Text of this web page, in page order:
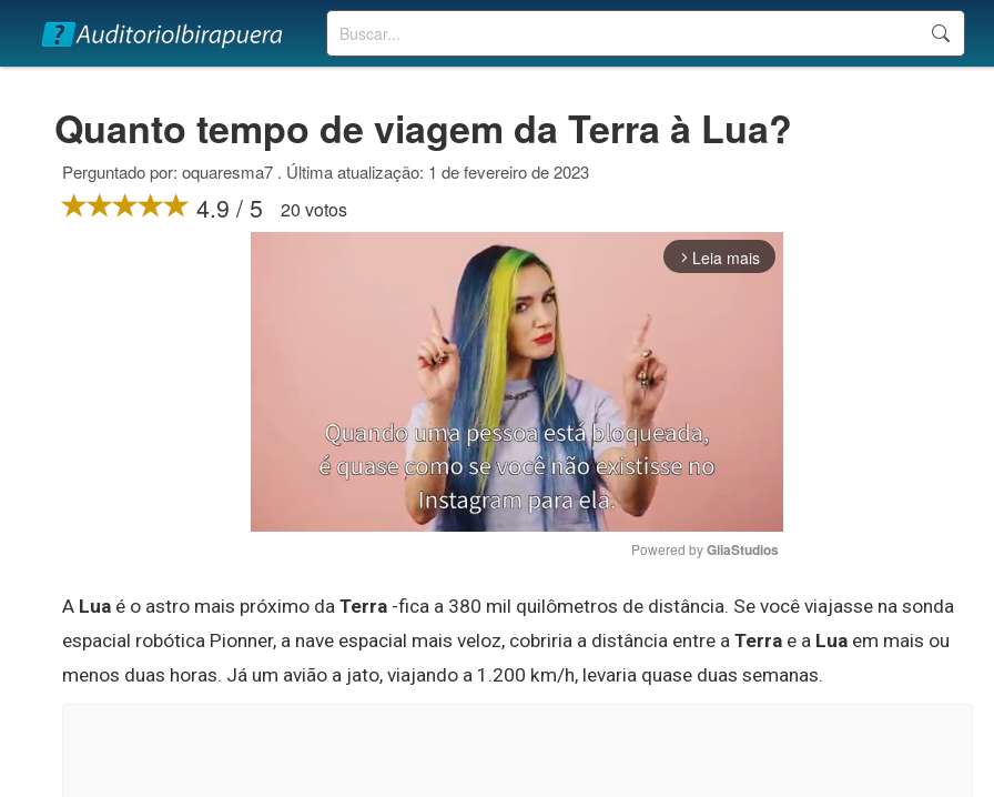
Buscar
Quanto tempo de viagem da Terra à Lua?
Perguntado por: oquaresma7 . Última atualização: 1 de fevereiro de 2023
4.9 / 5 20 votos
arrow_forward_ios Leia mais
Mute
Powered by GliaStudios
A Lua é o astro mais próximo da Terra -fica a 380 mil quilômetros de distância. Se você viajasse na sonda
espacial robótica Pionner, a nave espacial mais veloz, cobriria a distância entre a Terra e a Lua em mais ou
menos duas horas. Já um avião a jato, viajando a 1.200 km/h, levaria quase duas semanas.